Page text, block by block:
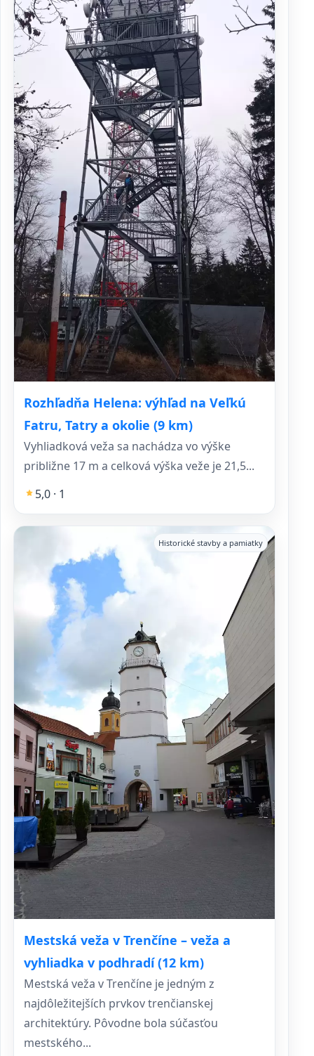
Rozhľadňa Helena: výhľad na Veľkú
Fatru, Tatry a okolie (9 km)
Vyhliadková veža sa nachádza vo výške
približne 17 m a celková výška veže je 21,5...
5,0 · 1
Mestská veža v Trenčíne – veža a
vyhliadka v podhradí (12 km)
Historické stavby a pamiatky
Mestská veža v Trenčíne je jedným z
najdôležitejších prvkov trenčianskej
architektúry. Pôvodne bola súčasťou
mestského...